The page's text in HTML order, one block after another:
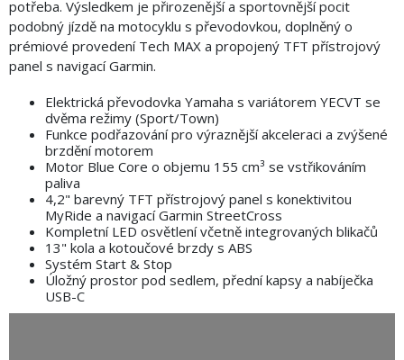
potřeba. Výsledkem je přirozenější a sportovnější pocit
podobný jízdě na motocyklu s převodovkou, doplněný o
prémiové provedení Tech MAX a propojený TFT přístrojový
panel s navigací Garmin.
Elektrická převodovka Yamaha s variátorem YECVT se
dvěma režimy (Sport/Town)
Funkce podřazování pro výraznější akceleraci a zvýšené
brzdění motorem
Motor Blue Core o objemu 155 cm³ se vstřikováním
paliva
4,2" barevný TFT přístrojový panel s konektivitou
MyRide a navigací Garmin StreetCross
Kompletní LED osvětlení včetně integrovaných blikačů
13" kola a kotoučové brzdy s ABS
Systém Start & Stop
Úložný prostor pod sedlem, přední kapsy a nabíječka
USB-C